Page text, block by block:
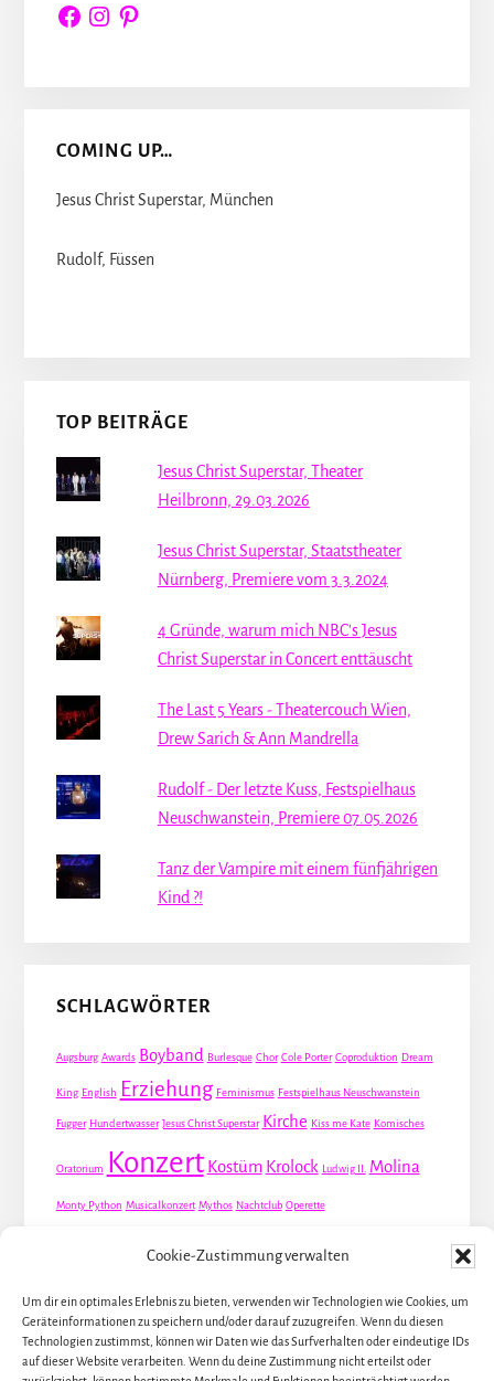
Cookie-Zustimmung verwalten
Um dir ein optimales Erlebnis zu bieten, verwenden wir Technologien wie Cookies, um
Geräteinformationen zu speichern und/oder darauf zuzugreifen. Wenn du diesen
Technologien zustimmst, können wir Daten wie das Surfverhalten oder eindeutige IDs
auf dieser Website verarbeiten. Wenn du deine Zustimmung nicht erteilst oder
FacebookInstagram
Pinterest
COMING UP…
Jesus Christ Superstar, München
Rudolf, Füssen
TOP BEITRÄGE
Jesus Christ Superstar, Theater
Heilbronn, 29.03.2026
Jesus Christ Superstar, Staatstheater
Nürnberg, Premiere vom 3.3.2024
4 Gründe, warum mich NBC's Jesus
Christ Superstar in Concert enttäuscht
The Last 5 Years - Theatercouch Wien,
Drew Sarich & Ann Mandrella
Rudolf - Der letzte Kuss, Festspielhaus
Neuschwanstein, Premiere 07.05.2026
Tanz der Vampire mit einem fünfjährigen
Kind ?!
SCHLAGWÖRTER
Augsburg Awards Boyband Burlesque Chor Cole Porter Coproduktion Dream
King English Erziehung Feminismus Festspielhaus Neuschwanstein
Fugger Hundertwasser Jesus Christ Superstar Kirche Kiss me Kate Komisches
Oratorium Konzert Kostüm Krolock Ludwig II. Molina
Monty Python Musicalkonzert Mythos Nachtclub Operette
Premiere Queer Revueoperette Robert Louis Stevenson
Dirie WeltpremiereÖsterreich